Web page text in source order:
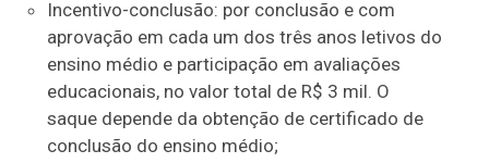
Incentivo-conclusão: por conclusão e com
aprovação em cada um dos três anos letivos do
ensino médio e participação em avaliações
educacionais, no valor total de R$ 3 mil. O
saque depende da obtenção de certificado de
conclusão do ensino médio;